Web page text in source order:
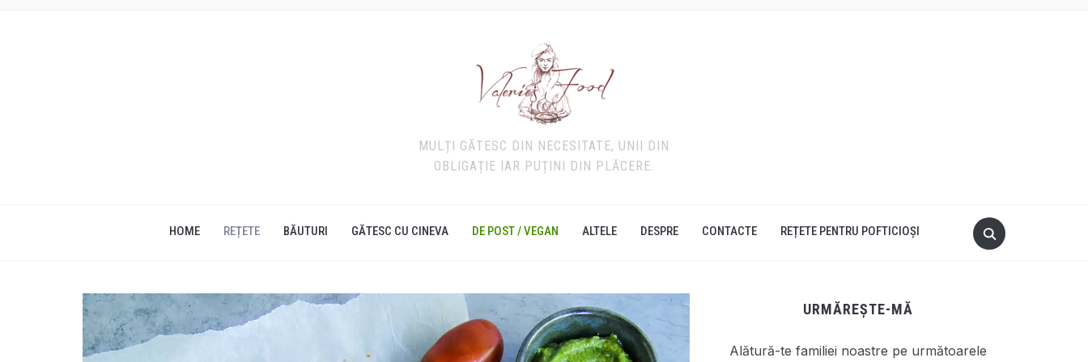
MULȚI GĂTESC DIN NECESITATE, UNII DIN
OBLIGAȚIE IAR PUȚINI DIN PLĂCERE.
HOME REȚETE BĂUTURI GĂTESC CU CINEVA DE POST / VEGAN ALTELE DESPRE CONTACTE REȚETE PENTRU POFTICIOȘI
URMĂREȘTE-MĂ
Alătură-te familiei noastre pe următoarele